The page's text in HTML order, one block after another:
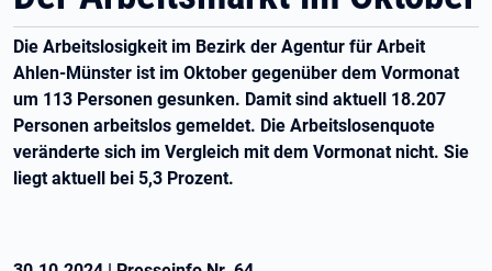
Die Arbeitslosigkeit im Bezirk der Agentur für Arbeit
Ahlen-Münster ist im Oktober gegenüber dem Vormonat
um 113 Personen gesunken. Damit sind aktuell 18.207
Personen arbeitslos gemeldet. Die Arbeitslosenquote
veränderte sich im Vergleich mit dem Vormonat nicht. Sie
liegt aktuell bei 5,3 Prozent.